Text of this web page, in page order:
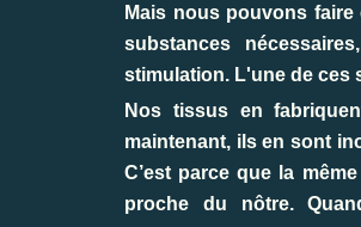
Mais nous pouvons
substances
stimulation. L'une de ces
Nos tissus en
maintenant, ils en sont
C’est parce que la
proche du nôtre.